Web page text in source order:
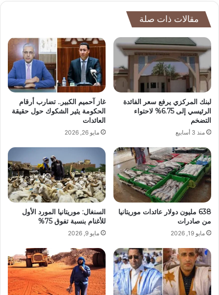
مقالات ذات صلة
لبنك المركزي يرفع سعر الفائدة
الرئيسي إلى 6.75% لاحتواء
التضخم
منذ 3 أسابيع
غاز آحميم الكبير.. تضارب أرقام
الحكومة يثير الشكوك حول حقيقة
العائدات
مايو 26, 2026
638 مليون دولار عائدات موريتانيا
من صادرات
مايو 19, 2026
السنغال: موريتانيا المورد الأول
للأغنام بنسبة تفوق 75%
مايو 9, 2026